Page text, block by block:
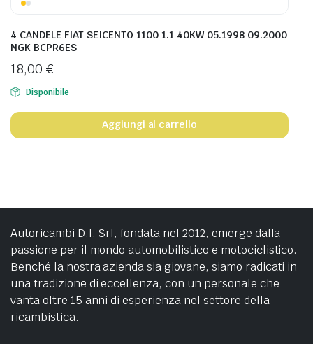
4 CANDELE FIAT SEICENTO 1100 1.1 40KW 05.1998 09.2000
NGK BCPR6ES
18,00 €
Disponibile
Aggiungi al carrello
Autoricambi D.I. Srl, fondata nel 2012, emerge dalla
passione per il mondo automobilistico e motociclistico.
Benché la nostra azienda sia giovane, siamo radicati in
una tradizione di eccellenza, con un personale che
vanta oltre 15 anni di esperienza nel settore della
ricambistica.